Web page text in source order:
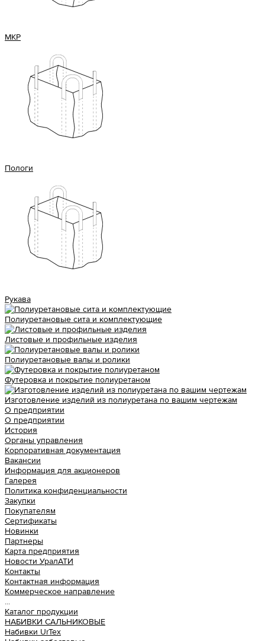
МКР
Пологи
Рукава
Полиуретановые сита и комплектующие
Листовые и профильные изделия
Полиуретановые валы и ролики
Футеровка и покрытие полиуретаном
Изготовление изделий из полиуретана по вашим чертежам
О предприятии
О предприятии
История
Органы управления
Корпоративная документация
Вакансии
Информация для акционеров
Галерея
Политика конфиденциальности
Закупки
Покупателям
Сертификаты
Новинки
Партнеры
Карта предприятия
Новости УралАТИ
Контакты
Контактная информация
Коммерческое направление
...
Каталог продукции
НАБИВКИ САЛЬНИКОВЫЕ
Набивки UrTex